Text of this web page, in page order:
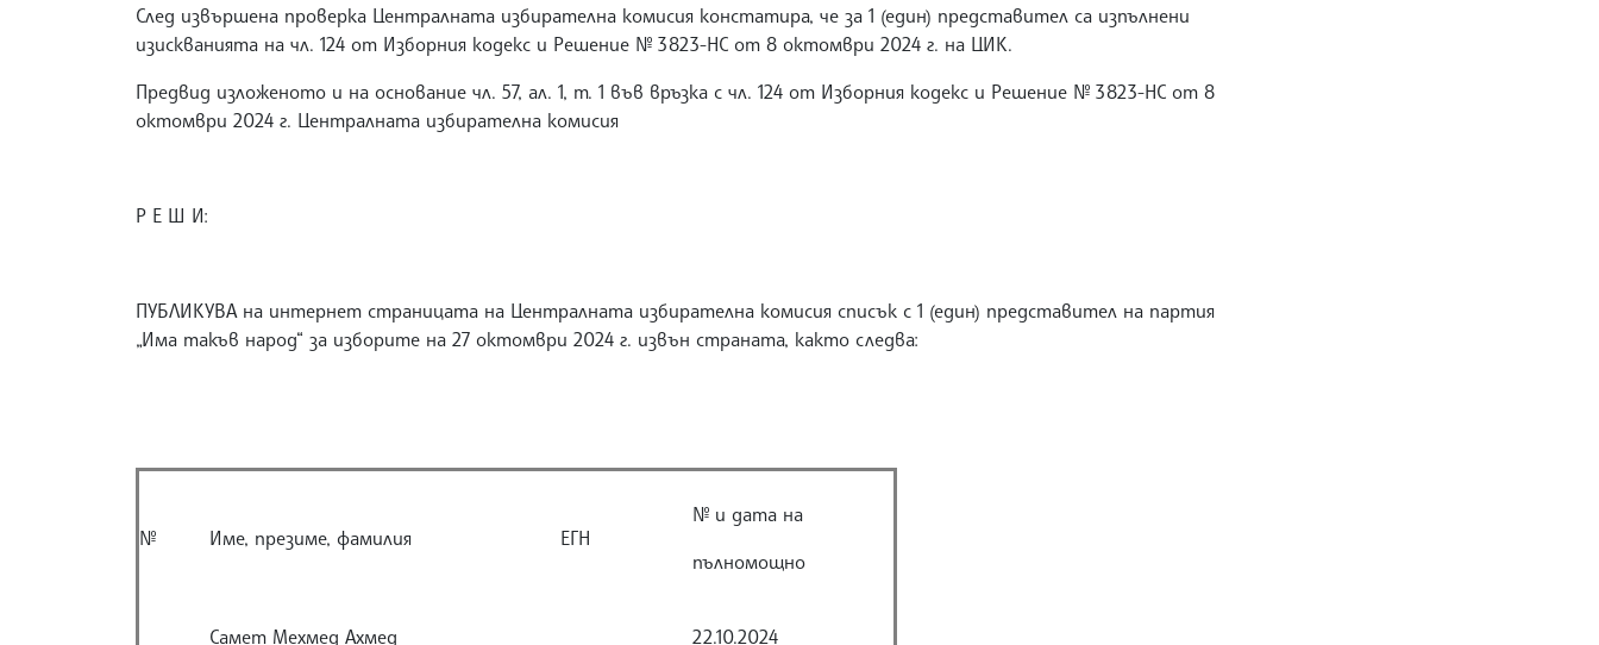
След извършена проверка Централната избирателна комисия констатира, че за 1 (един) представител са изпълнени
изискванията на чл. 124 от Изборния кодекс и Решение № 3823-НС от 8 октомври 2024 г. на ЦИК.
Предвид изложеното и на основание чл. 57, ал. 1, т. 1 във връзка с чл. 124 от Изборния кодекс и Решение № 3823-НС от 8
октомври 2024 г. Централната избирателна комисия
Р Е Ш И:
ПУБЛИКУВА на интернет страницата на Централната избирателна комисия списък с 1 (един) представител на партия
„Има такъв народ“ за изборите на 27 октомври 2024 г. извън страната, както следва:
№ Име, презиме, фамилия ЕГН
№ и дата на
пълномощно
Самет Мехмед Ахмед 22.10.2024